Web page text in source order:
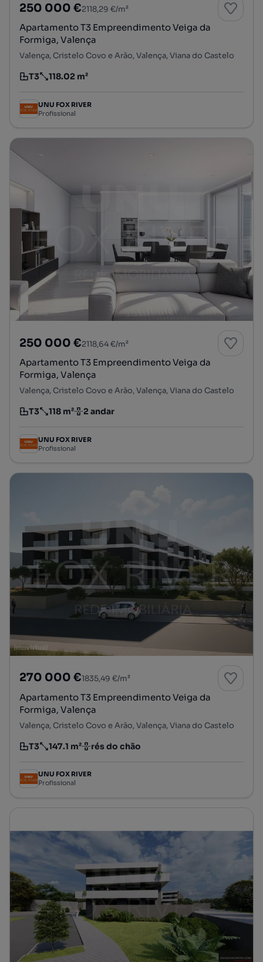
250 000 €2118,29 €/m²
Apartamento T3 Empreendimento Veiga da
Formiga, Valença
Valença, Cristelo Covo e Arão, Valença, Viana do Castelo
Tipologia
T3
Preço por metro quadrado
118.02 m²
UNU FOX RIVER
Profissional
250 000 €2118,64 €/m²
Apartamento T3 Empreendimento Veiga da
Formiga, Valença
Valença, Cristelo Covo e Arão, Valença, Viana do Castelo
Tipologia
T3
Preço por metro quadrado
118 m²
Andar 2 andar
UNU FOX RIVER
Profissional
270 000 €1835,49 €/m²
Apartamento T3 Empreendimento Veiga da
Formiga, Valença
Valença, Cristelo Covo e Arão, Valença, Viana do Castelo
Tipologia
T3
Preço por metro quadrado
147.1 m²
Andar rés do chão
UNU FOX RIVER
Profissional